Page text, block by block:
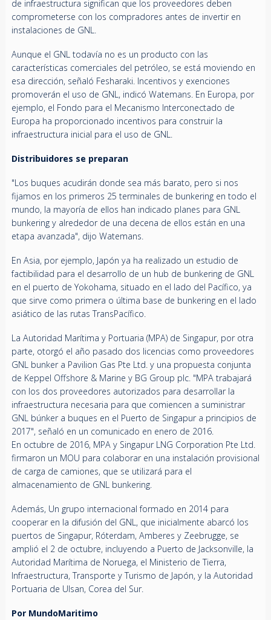
de infraestructura significan que los proveedores deben
comprometerse con los compradores antes de invertir en
instalaciones de GNL.
Aunque el GNL todavía no es un producto con las
características comerciales del petróleo, se está moviendo en
esa dirección, señaló Fesharaki. Incentivos y exenciones
promoverán el uso de GNL, indicó Watemans. En Europa, por
ejemplo, el Fondo para el Mecanismo Interconectado de
Europa ha proporcionado incentivos para construir la
infraestructura inicial para el uso de GNL.
Distribuidores se preparan
"Los buques acudirán donde sea más barato, pero si nos
fijamos en los primeros 25 terminales de bunkering en todo el
mundo, la mayoría de ellos han indicado planes para GNL
bunkering y alrededor de una decena de ellos están en una
etapa avanzada", dijo Watemans.
En Asia, por ejemplo, Japón ya ha realizado un estudio de
factibilidad para el desarrollo de un hub de bunkering de GNL
en el puerto de Yokohama, situado en el lado del Pacífico, ya
que sirve como primera o última base de bunkering en el lado
asiático de las rutas TransPacífico.
La Autoridad Marítima y Portuaria (MPA) de Singapur, por otra
parte, otorgó el año pasado dos licencias como proveedores
GNL bunker a Pavilion Gas Pte Ltd. y una propuesta conjunta
de Keppel Offshore & Marine y BG Group plc. "MPA trabajará
con los dos proveedores autorizados para desarrollar la
infraestructura necesaria para que comiencen a suministrar
GNL búnker a buques en el Puerto de Singapur a principios de
2017", señaló en un comunicado en enero de 2016.
En octubre de 2016, MPA y Singapur LNG Corporation Pte Ltd.
firmaron un MOU para colaborar en una instalación provisional
de carga de camiones, que se utilizará para el
almacenamiento de GNL bunkering.
Además, Un grupo internacional formado en 2014 para
cooperar en la difusión del GNL, que inicialmente abarcó los
puertos de Singapur, Róterdam, Amberes y Zeebrugge, se
amplió el 2 de octubre, incluyendo a Puerto de Jacksonville, la
Autoridad Marítima de Noruega, el Ministerio de Tierra,
Infraestructura, Transporte y Turismo de Japón, y la Autoridad
Portuaria de Ulsan, Corea del Sur.
Por MundoMaritimo